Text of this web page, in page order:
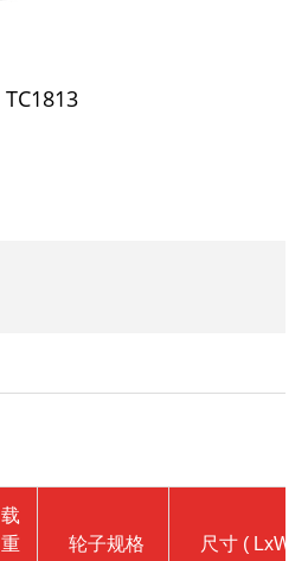
TC1813
载
重
轮子规格 尺寸(